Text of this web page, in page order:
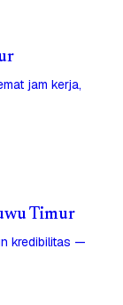
jam kerja,
Timur
kredibilitas —